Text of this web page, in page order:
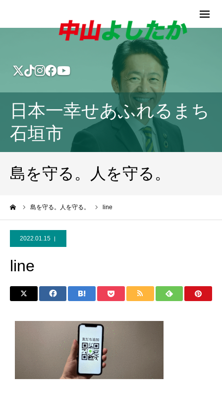
日本一幸せあふれるまち
石垣市
島を守る。人を守る。
島を守る。人を守る。 line
2022.01.15
line